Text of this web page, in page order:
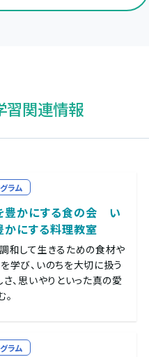
習関連情報
ラム
豊かにする食の会 い
かにする料理教室
和して生きるための食材や
学び、いのちを大切に扱う
さ、思いやりといった真の愛
ラム